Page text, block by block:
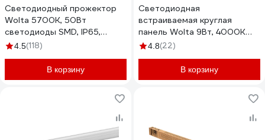
Светодиодный прожектор
Wolta 5700K, 50Вт
светодиоды SMD, IP65,
белый WFL-50W/06W
4.5(118)
В корзину
Светодиодная
встраиваемая круглая
панель Wolta 9Вт, 4000К
Дневной белый свет, IP40,
отверстие от 50 до 100 мм
DLUS04-9W-4K
4.8(22)
В корзину